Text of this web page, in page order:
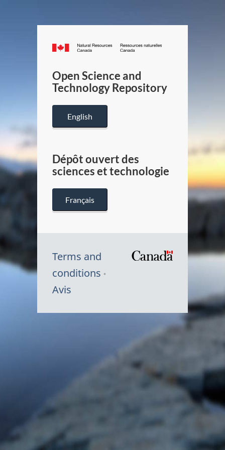
Canada.ca
/
Canada
Open Science and
Technology Repository
English
Dépôt ouvert des
sciences et technologie
Français
Terms and
conditions
Avis
du